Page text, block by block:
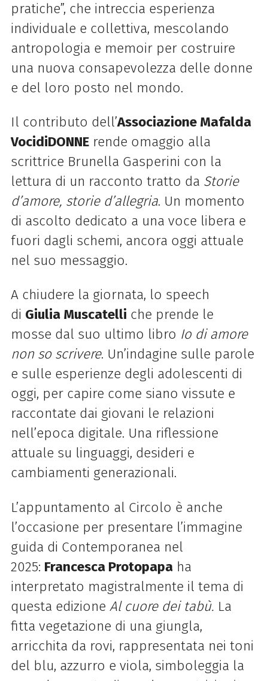
pratiche”, che intreccia esperienza
individuale e collettiva, mescolando
antropologia e memoir per costruire
una nuova consapevolezza delle donne
e del loro posto nel mondo.
Il contributo dell’Associazione Mafalda
VocidiDONNErende omaggio alla
scrittrice Brunella Gasperini con la
lettura di un racconto tratto da Storie
d’amore, storie d’allegria. Un momento
di ascolto dedicato a una voce libera e
fuori dagli schemi, ancora oggi attuale
nel suo messaggio.
A chiudere la giornata, lo speech
di Giulia Muscatelli che prende le
mosse dal suo ultimo libro Io di amore
non so scrivere. Un’indagine sulle parole
e sulle esperienze degli adolescenti di
oggi, per capire come siano vissute e
raccontate dai giovani le relazioni
nell’epoca digitale. Una riflessione
attuale su linguaggi, desideri e
cambiamenti generazionali.
L’appuntamento al Circolo è anche
l’occasione per presentare l’immagine
guida di Contemporanea nel
2025: Francesca Protopapaha
interpretato magistralmente il tema di
questa edizione Al cuore dei tabù. La
fitta vegetazione di una giungla,
arricchita da rovi, rappresentata nei toni
del blu, azzurro e viola, simboleggia la